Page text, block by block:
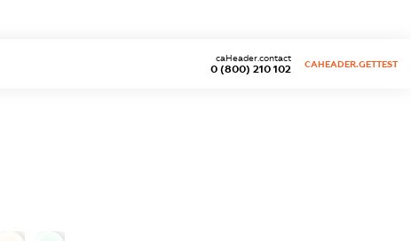
0 (800) 210 102
caHeader.contact
CAHEADER.GETTEST